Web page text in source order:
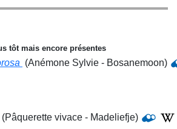
tôt mais encore présentes
(Anémone Sylvie - Bosanemoon)
(Pâquerette vivace - Madeliefje)